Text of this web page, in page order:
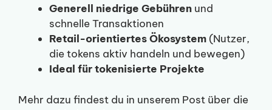
Generell niedrige Gebühren und
schnelle Transaktionen
Retail-orientiertes Ökosystem (Nutzer,
die tokens aktiv handeln und bewegen)
Ideal für tokenisierte Projekte
Mehr dazu findest du in unserem Post über die